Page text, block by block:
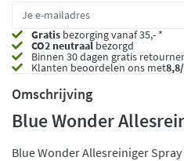
Gratis bezorging vanaf 35,- *
CO2 neutraalbezorgd
Binnen 30 dagen gratis
Klanten beoordelen ons met
Omschrijving
Blue Wonder
Blue Wonder Allesreiniger